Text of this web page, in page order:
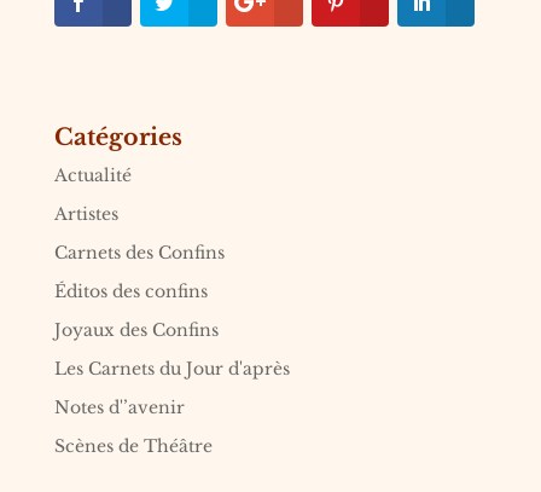
Catégories
Actualité
Artistes
Carnets des Confins
Éditos des confins
Joyaux des Confins
Les Carnets du Jour d'après
Notes d'’avenir
Scènes de Théâtre